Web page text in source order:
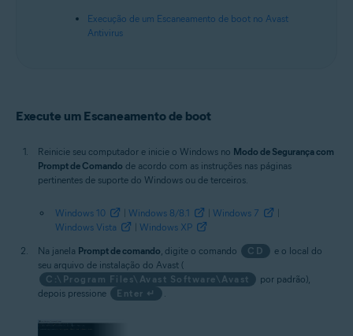
atualização de pacote cumulativo de conveniência, 32/64 bits
Execução de um Escaneamento de boot no Avast
Antivirus
Execute um Escaneamento de boot
Reinicie seu computador e inicie o Windows no Modo de Segurança com
Prompt de Comando de acordo com as instruções nas páginas
pertinentes de suporte do Windows ou de terceiros.
Windows 10 Windows 8/8.1 Windows 7
Windows Vista
Windows XP
Na janela Prompt de comando, digite o comando CD
e o local do
seu arquivo de instalação do Avast (
C:\Program Files\Avast Software\Avast
por padrão),
depois pressione
Enter ↵ .